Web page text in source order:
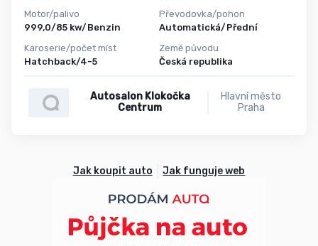
Motor/palivo
999,0/85 kw/Benzin
Karoserie/počet míst
Hatchback/4-5
Převodovka/pohon
Automatická/Přední
Země původu
Česká republika
Autosalon Klokočka
Centrum
Hlavní město
Praha
Jak koupit auto Jak funguje web